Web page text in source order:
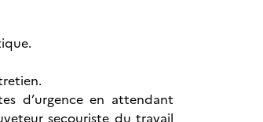
d’urgence en attendant
secouriste du travail